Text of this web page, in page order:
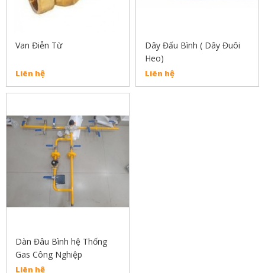
Van Điễn Từ
Liên hệ
Dây Đấu Bình ( Dây Đuôi
Heo)
Liên hệ
Dàn Đâu Bình hệ Thống
Gas Công Nghiệp
Liên hệ